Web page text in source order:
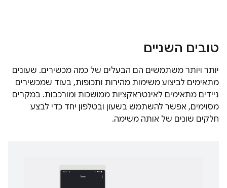
טובים השניים
יותר ויותר משתמשים הם הבעלים של כמה מכשירים. שעונים
מתאימים לביצוע משימות מהירות ותכופות, בעוד שמכשירים
ניידים מתאימים לאינטראקציות ממושכות ומורכבות. במקרים
מסוימים, אפשר להשתמש בשעון ובטלפון יחד כדי לבצע
חלקים שונים של אותה משימה.